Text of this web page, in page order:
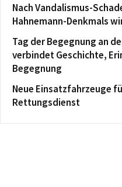
Nach Vandalismus-
Hahnemann-Denkmals
Tag der Begegnung an
verbindet Geschichte,
Begegnung
Neue Einsatzfahrzeuge
Rettungsdienst